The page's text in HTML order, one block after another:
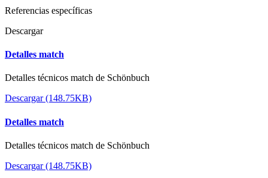
Referencias específicas
Descargar
Detalles match
Detalles técnicos match de Schönbuch
Descargar (148.75KB)
Detalles match
Detalles técnicos match de Schönbuch
Descargar (148.75KB)